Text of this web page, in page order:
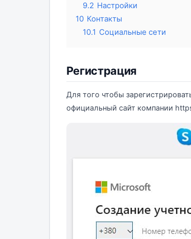
9.2 Настройки
10 Контакты
10.1 Социальные сети
Регистрация
Для того чтобы
официальный сайт компании